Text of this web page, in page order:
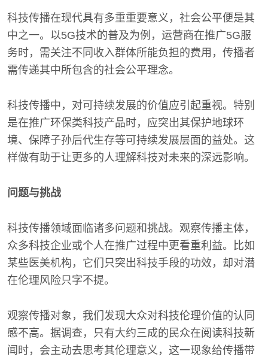
科技传播在现代具有多重重要意义，社会公平便是其
中之一。以5G技术的普及为例，运营商在推广5G服
务时，需关注不同收入群体所能负担的费用，传播者
需传递其中所包含的社会公平理念。
科技传播中，对可持续发展的价值应引起重视。特别
是在推广环保类科技产品时，应突出其保护地球环
境、保障子孙后代生存等可持续发展层面的益处。这
样做有助于让更多的人理解科技对未来的深远影响。
问题与挑战
科技传播领域面临诸多问题和挑战。观察传播主体，
众多科技企业或个人在推广过程中更看重利益。比如
某些医美机构，它们只突出科技手段的功效，却对潜
在伦理风险只字不提。
观察传播对象，我们发现大众对科技伦理价值的认同
感不高。据调查，只有大约三成的民众在阅读科技新
闻时，会主动去思考其伦理意义，这一现象给传播带